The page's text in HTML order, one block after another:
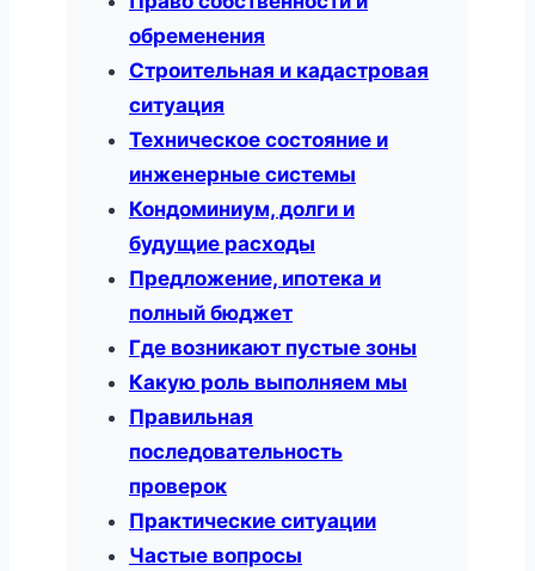
обременения
Строительная и кадастровая
ситуация
Техническое состояние и
инженерные системы
Кондоминиум, долги и
будущие расходы
Предложение, ипотека и
полный бюджет
Где возникают пустые зоны
Какую роль выполняем мы
Правильная
последовательность
проверок
Практические ситуации
Частые вопросы